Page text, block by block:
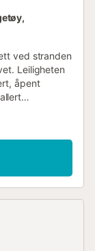
ved stranden
Leiligheten
åpent
Wi-Fi egnet
og soverom,
er
Omtrentlige
320 m, bar